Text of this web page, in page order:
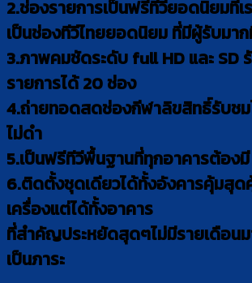
2.ช่องรายการเป็นฟรีทีวียอดนิยมที่เ
เป็นช่องทีวีไทยยอดนิยม ที่มีผู้รับมา
3.ภาพคมชัดระดับ full HD และ SD
รายการได้ 20 ช่อง
4.ถ่ายทอดสดช่องกีฬาลิขสิทธิ์รับชม
ไม่ดำ
5.เป็นฟรีทีวีพื้นฐานที่ทุกอาคารต้องมี
6.ติดตั้งชุดเดียวได้ทั้งอังคารคุ้มสุด
เครื่องแต่ได้ทั้งอาคาร
ที่สำคัญประหยัดสุดๆไม่มีรายเดือนม
เป็นภาระ